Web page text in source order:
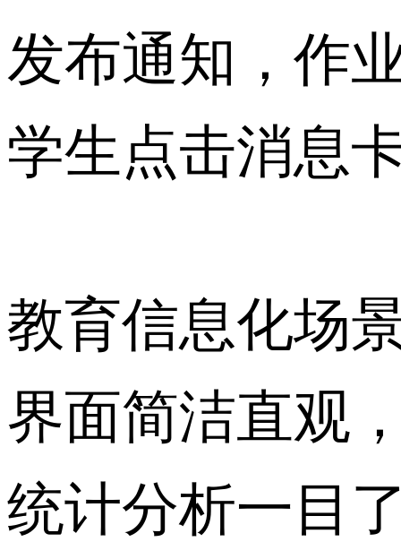
发布通知，作
学生点击消息
教育信息化场
界面简洁直观
统计分析一目